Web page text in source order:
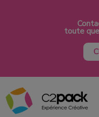
toute